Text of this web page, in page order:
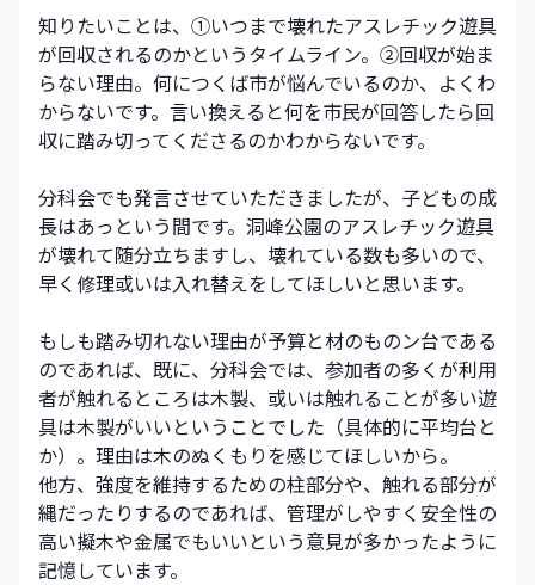
知りたいことは、➀いつまで壊れたアスレチック遊具
が回収されるのかというタイムライン。②回収が始ま
らない理由。何につくば市が悩んでいるのか、よくわ
からないです。言い換えると何を市民が回答したら回
収に踏み切ってくださるのかわからないです。
分科会でも発言させていただきましたが、子どもの成
長はあっという間です。洞峰公園のアスレチック遊具
が壊れて随分立ちますし、壊れている数も多いので、
早く修理或いは入れ替えをしてほしいと思います。
もしも踏み切れない理由が予算と材のものン台である
のであれば、既に、分科会では、参加者の多くが利用
者が触れるところは木製、或いは触れることが多い遊
具は木製がいいということでした（具体的に平均台と
か）。理由は木のぬくもりを感じてほしいから。
他方、強度を維持するための柱部分や、触れる部分が
縄だったりするのであれば、管理がしやすく安全性の
高い擬木や金属でもいいという意見が多かったように
記憶しています。